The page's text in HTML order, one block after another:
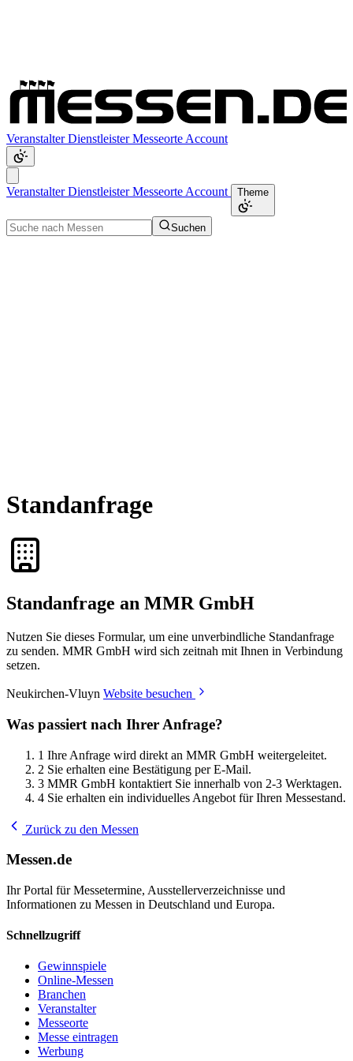
VeranstalterDienstleisterMesseorte Account
VeranstalterDienstleisterMesseorte Account Theme
Suchen
Standanfrage
Standanfrage an MMR GmbH
Nutzen Sie dieses Formular, um eine unverbindliche Standanfrage
zu senden. MMR GmbH wird sich zeitnah mit Ihnen in Verbindung
setzen.
Neukirchen-Vluyn Website besuchen
Was passiert nach Ihrer Anfrage?
1 Ihre Anfrage wird direkt an MMR GmbH weitergeleitet.
2 Sie erhalten eine Bestätigung per E-Mail.
3 MMR GmbH kontaktiert Sie innerhalb von 2-3 Werktagen.
4 Sie erhalten ein individuelles Angebot für Ihren Messestand.
Zurück zu den Messen
Messen.de
Ihr Portal für Messetermine, Ausstellerverzeichnisse und
Informationen zu Messen in Deutschland und Europa.
Schnellzugriff
Gewinnspiele
Online-Messen
Branchen
Veranstalter
Messeorte
Messe eintragen
Werbung